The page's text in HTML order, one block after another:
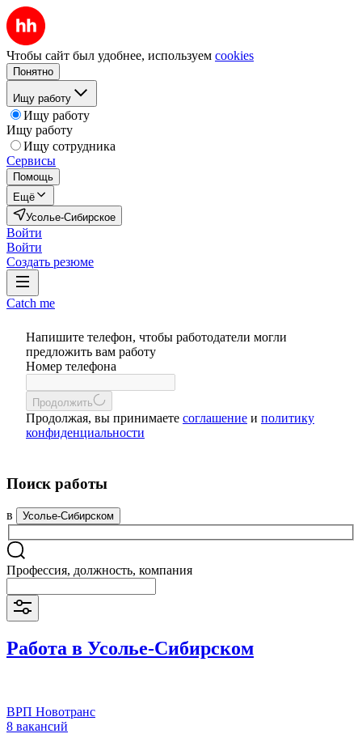
Чтобы сайт был удобнее, используем cookies
Понятно
Ищу работу
Ищу работу
Ищу работу
Ищу сотрудника
Сервисы
Помощь
Ещё
Усолье-Сибирское
Войти
Войти
Создать резюме
Catch me
Напишите телефон, чтобы работодатели могли
предложить вам работу
Номер телефона
Продолжить
Продолжая, вы принимаете соглашение и политику
конфиденциальности
Поиск работы
в Усолье-Сибирском
Профессия, должность, компания
Работа в Усолье-Сибирском
ВРП Новотранс
8 вакансий